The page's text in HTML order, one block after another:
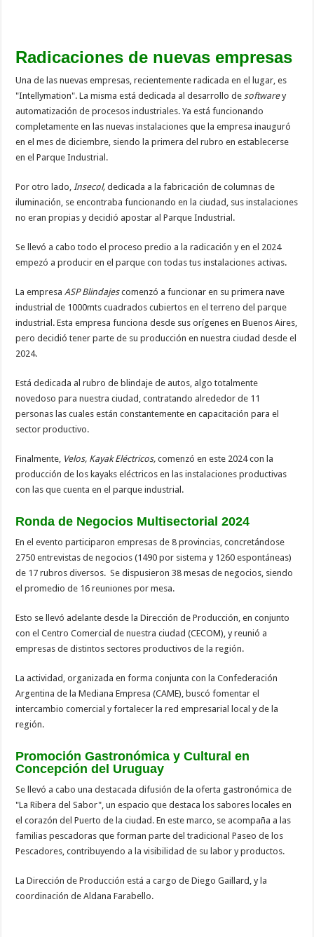
Radicaciones de nuevas empresas
Una de las nuevas empresas, recientemente radicada en el lugar, es
"Intellymation". La misma está dedicada al desarrollo de softwarey
automatización de procesos industriales. Ya está funcionando
completamente en las nuevas instalaciones que la empresa inauguró
en el mes de diciembre, siendo la primera del rubro en establecerse
en el Parque Industrial.
Por otro lado, Insecol, dedicada a la fabricación de columnas de
iluminación, se encontraba funcionando en la ciudad, sus instalaciones
no eran propias y decidió apostar al Parque Industrial.
Se llevó a cabo todo el proceso predio a la radicación y en el 2024
empezó a producir en el parque con todas tus instalaciones activas.
La empresaASP Blindajescomenzó a funcionar en su primera nave
industrial de 1000mts cuadrados cubiertos en el terreno del parque
industrial. Esta empresa funciona desde sus orígenes en Buenos Aires,
pero decidió tener parte de su producción en nuestra ciudad desde el
2024.
Está dedicada al rubro de blindaje de autos, algo totalmente
novedoso para nuestra ciudad, contratando alrededor de 11
personas las cuales están constantemente en capacitación para el
sector productivo.
Finalmente, Velos, Kayak Eléctricos, comenzó en este 2024 con la
producción de los kayaks eléctricos en las instalaciones productivas
con las que cuenta en el parque industrial.
Ronda de Negocios Multisectorial 2024
En el evento participaron empresas de 8 provincias, concretándose
2750 entrevistas de negocios (1490 por sistema y 1260 espontáneas)
de 17 rubros diversos. Se dispusieron 38 mesas de negocios, siendo
el promedio de 16 reuniones por mesa.
Esto se llevó adelante desde la Dirección de Producción, en conjunto
con el Centro Comercial de nuestra ciudad (CECOM), y reunió a
empresas de distintos sectores productivos de la región.
La actividad, organizada en forma conjunta con la Confederación
Argentina de la Mediana Empresa (CAME), buscó fomentar el
intercambio comercial y fortalecer la red empresarial local y de la
región.
Promoción Gastronómica y Cultural en
Concepción del Uruguay
Se llevó a cabo una destacada difusión de la oferta gastronómica de
"La Ribera del Sabor", un espacio que destaca los sabores locales en
el corazón del Puerto de la ciudad. En este marco, se acompaña a las
familias pescadoras que forman parte del tradicional Paseo de los
Pescadores, contribuyendo a la visibilidad de su labor y productos.
La Dirección de Producción está a cargo de Diego Gaillard, y la
coordinación de Aldana Farabello.